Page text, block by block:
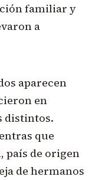
familiar y
a
aparecen
en
distintos.
que
país de origen
de hermanos